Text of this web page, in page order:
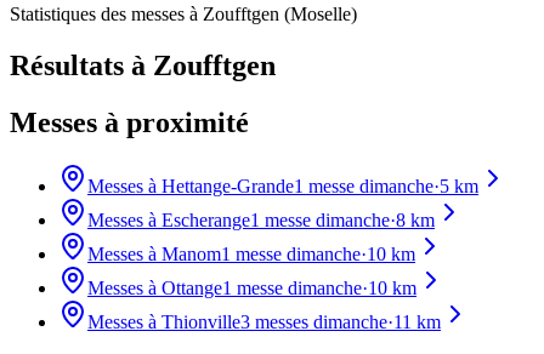
Statistiques des messes à Zoufftgen (Moselle)
Résultats à Zoufftgen
Messes à proximité
Messes à Hettange-Grande1 messe dimanche·5 km
Messes à Escherange1 messe dimanche·8 km
Messes à Manom1 messe dimanche·10 km
Messes à Ottange1 messe dimanche·10 km
Messes à Thionville3 messes dimanche·11 km